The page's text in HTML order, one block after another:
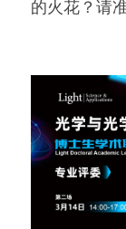
的火花？请